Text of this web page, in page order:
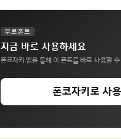
무료폰트
지금 바로 사용하세요
폰코자키 앱을 통해 이 폰트를 바로 사용할 수
폰코자키로 사용